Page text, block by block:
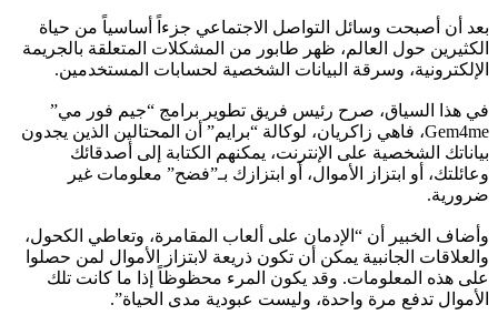
بعد أن أصبحت وسائل التواصل الاجتماعي جزءاً أساسياً من حياة
الكثيرين حول العالم، ظهر طابور من المشكلات المتعلقة بالجريمة
الإلكترونية، وسرقة البيانات الشخصية لحسابات المستخدمين.
في هذا السياق، صرح رئيس فريق تطوير برامج “جيم فور مي”
Gem4me، فاهي زاكريان، لوكالة “برايم” أن المحتالين الذين يجدون
بياناتك الشخصية على الإنترنت، يمكنهم الكتابة إلى أصدقائك
وعائلتك، أو ابتزاز الأموال، أو ابتزازك بـ”فضح” معلومات غير
ضرورية.
وأضاف الخبير أن “الإدمان على ألعاب المقامرة، وتعاطي الكحول،
والعلاقات الجانبية يمكن أن تكون ذريعة لابتزاز الأموال لمن حصلوا
على هذه المعلومات. وقد يكون المرء محظوظاً إذا ما كانت تلك
الأموال تدفع مرة واحدة، وليست عبودية مدى الحياة”.